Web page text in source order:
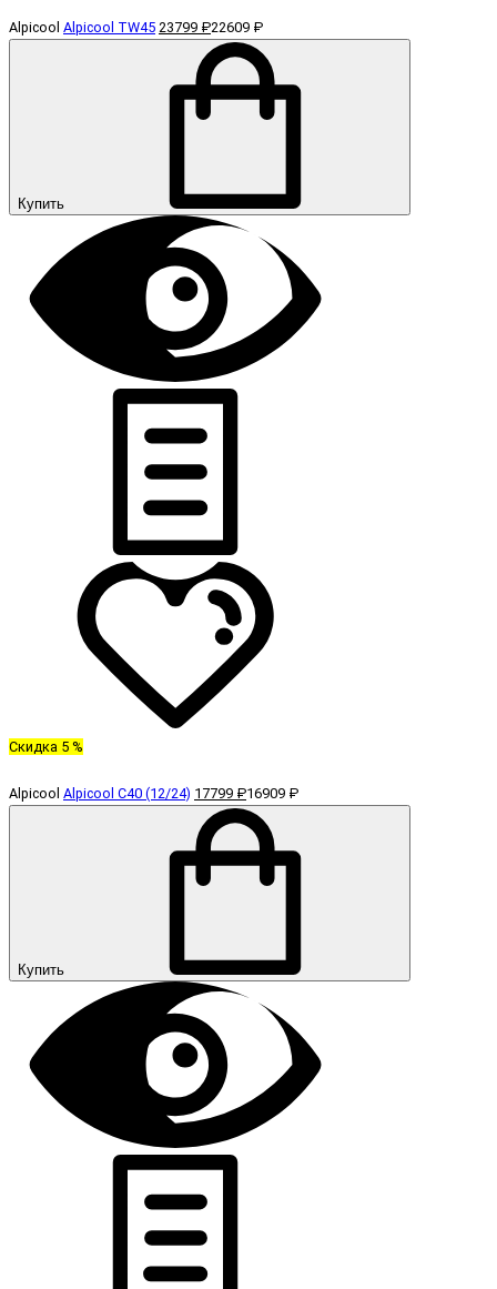
Alpicool Alpicool TW45 23799 ₽22609 ₽
Купить
Скидка 5 %
Alpicool Alpicool C40 (12/24) 17799 ₽16909 ₽
Купить